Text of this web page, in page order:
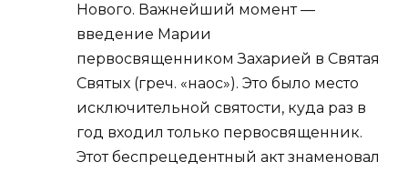
Нового. Важнейший момент —
введение Марии
первосвященником Захарией в Святая
Святых (греч. «наос»). Это было место
исключительной святости, куда раз в
год входил только первосвященник.
Этот беспрецедентный акт знаменовал